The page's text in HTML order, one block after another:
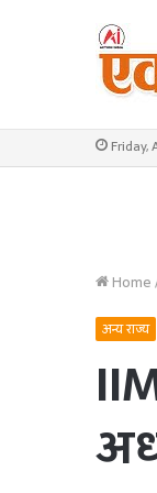
Friday,
Home
अन्य राज्य